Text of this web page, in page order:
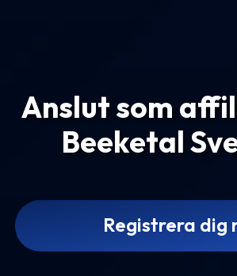
Anslut som
Beeketal
Registrera dig